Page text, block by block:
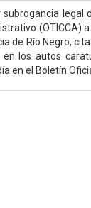
legal
(OTICCA)
de Río Negro,
en los autos
en el Boletín